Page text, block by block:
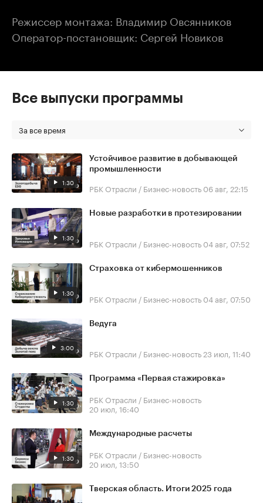
Режиссер монтажа: Владимир Овсянников
Оператор-постановщик: Сергей Новиков
Все выпуски программы
За все время
1:30
Устойчивое развитие в добывающей
промышленности
РБК Отрасли / Бизнес-новость 06 авг, 22:15
1:30
Новые разработки в протезировании
РБК Отрасли / Бизнес-новость 04 авг, 07:52
1:30
Страховка от кибермошенников
РБК Отрасли / Бизнес-новость 04 авг, 07:50
3:00
Ведуга
РБК Отрасли / Бизнес-новость 23 июл, 11:40
1:30
Программа «Первая стажировка»
РБК Отрасли / Бизнес-новость
20 июл, 16:40
1:30
Международные расчеты
РБК Отрасли / Бизнес-новость
20 июл, 13:50
Тверская область. Итоги 2025 года